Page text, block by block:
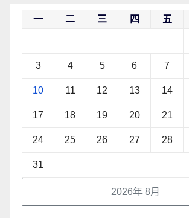
2026年 8月
一 二 三 四 五
3 4 5 6 7
10 11 12 13 14
17 18 19 20 21
24 25 26 27 28
31